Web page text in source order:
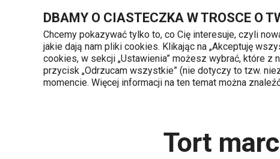
DBAMY O CIASTECZKA W TROSCE O
Chcemy pokazywać tylko to, co Cię interesuje, czyli
jakie dają nam pliki cookies. Klikając na „Akceptuję
cookies, w sekcji „Ustawienia” możesz wybrać, które
przycisk „Odrzucam wszystkie” (nie dotyczy to tzw.
momencie. Więcej informacji na ten temat można
Kategorie produktów 720 809 700
Poniedziałek - piątek
Tort